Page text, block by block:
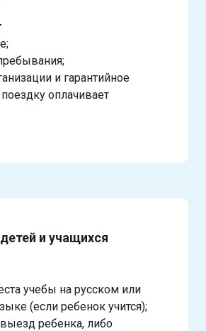
и гарантийное
оплачивает
и учащихся
учебы на русском или
(если ребенок учится);
ребенка, либо